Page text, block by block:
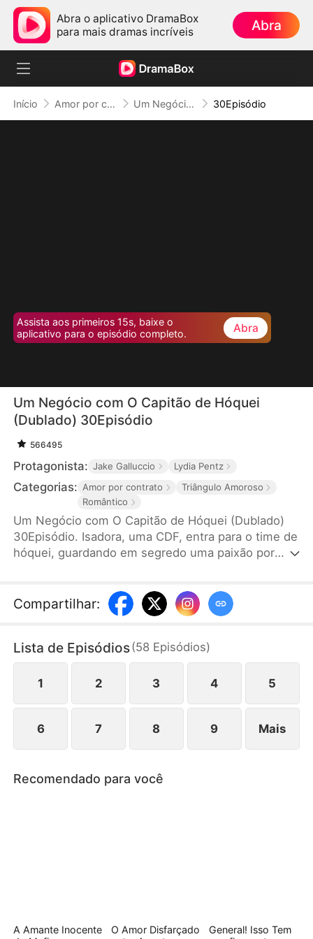
Abra o aplicativo DramaBox
para mais dramas incríveis
Abra
Início Amor por contrato Um Negócio com O Capitão de Hóquei (Dublado) 30Episódio
Assista aos primeiros 15s, baixe o
aplicativo para o episódio completo.
Abra
Um Negócio com O Capitão de Hóquei
(Dublado) 30Episódio
566495
Protagonista: Jake Galluccio Lydia Pentz
Categorias: Amor por contrato
Triângulo Amoroso
Romântico
Um Negócio com O Capitão de Hóquei (Dublado)
30Episódio. Isadora, uma CDF, entra para o time de
hóquei, guardando em segredo uma paixão por
Leo. Isadora se transforma e ganha confiança.
Faíscas começam a surgir entre ela e Tiago. No
mudam de direção complicam tudo.
Compartilhar:
Lista de Episódios(58 Episódios)
1 2 3 4 5
6 7 8 9 Mais
Recomendado para você
A Amante Inocente
O Amor Disfarçado
General! Isso Tem